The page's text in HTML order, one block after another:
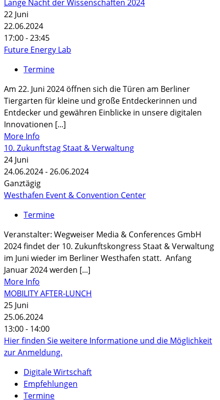
Lange Nacht der Wissenschaften 2024
22 Juni
22.06.2024
17:00 - 23:45
Future Energy Lab
Termine
Am 22. Juni 2024 öffnen sich die Türen am Berliner
Tiergarten für kleine und große Entdeckerinnen und
Entdecker und gewähren Einblicke in unsere digitalen
Innovationen [...]
More Info
10. Zukunftstag Staat & Verwaltung
24 Juni
24.06.2024 - 26.06.2024
Ganztägig
Westhafen Event & Convention Center
Termine
Veranstalter: Wegweiser Media & Conferences GmbH
2024 findet der 10. Zukunftskongress Staat & Verwaltung
im Juni wieder im Berliner Westhafen statt. Anfang
Januar 2024 werden [...]
More Info
MOBILITY AFTER-LUNCH
25 Juni
25.06.2024
13:00 - 14:00
Hier finden Sie weitere Informatione und die Möglichkeit
zur Anmeldung.
Digitale Wirtschaft
Empfehlungen
Termine